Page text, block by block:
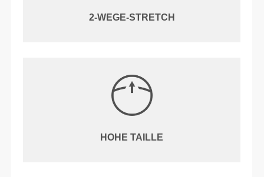
2-WEGE-STRETCH
HOHE TAILLE